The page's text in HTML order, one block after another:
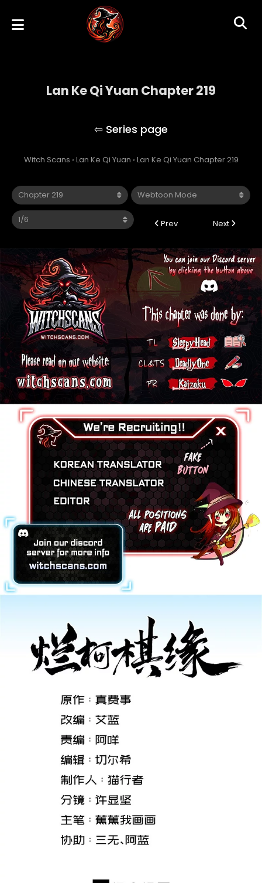
Lan Ke Qi Yuan Chapter 219
Witch Scans › Lan Ke Qi Yuan › Lan Ke Qi Yuan Chapter 219
Prev Next